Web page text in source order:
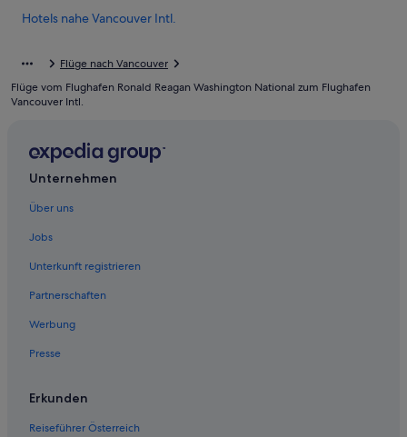
Hotels nahe Vancouver Intl.
Hotels nahe Richmond Night Market
Hotels nahe S-Bahn-Station YVR-Airport
Hotels nahe Steveston Village Historic Waterfront
Aparthotels in Vancouver
Ferienwohnungen in Vancouver
B&B in Vancouver
Hotels nahe Vancouver General Hospital
Boutique- in Vancouver
Günstige in Vancouver
West Point Grey: Hotels
Flüge nach Vancouver
Flüge vom Flughafen Ronald Reagan Washington National zum Flughafen
Vancouver Intl.
Unternehmen
Über uns
Jobs
Unterkunft registrieren
Partnerschaften
Werbung
Presse
Erkunden
Reiseführer Österreich